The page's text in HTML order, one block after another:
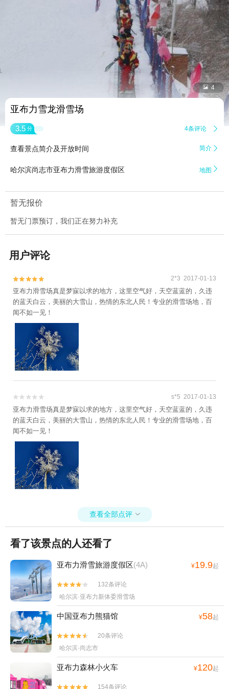
 4
亚布力雪龙滑雪场
3.5 分 4条评论 
查看景点简介及开放时间 简介 
哈尔滨尚志市亚布力滑雪旅游度假区 地图 
暂无报价
暂无门票预订，我们正在努力补充
用户评论

 2*3 2017-01-13
亚布力滑雪场真是梦寐以求的地方，这里空气好，天空蓝蓝的，久违
的蓝天白云，美丽的大雪山，热情的东北人民！专业的滑雪场地，百
闻不如一见！

 s*5 2017-01-13
亚布力滑雪场真是梦寐以求的地方，这里空气好，天空蓝蓝的，久违
的蓝天白云，美丽的大雪山，热情的东北人民！专业的滑雪场地，百
闻不如一见！
查看全部点评 
看了该景点的人还看了
亚布力滑雪旅游度假区(4A) ¥19.9起


132条评论
哈尔滨·亚布力新体委滑雪场
中国亚布力熊猫馆 ¥58起


20条评论
哈尔滨·尚志市
亚布力森林小火车 ¥120起

 154条评论